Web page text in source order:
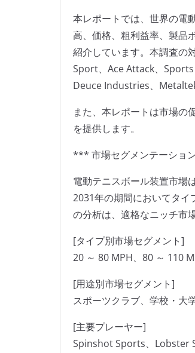
本レポートでは、世界の電
高、価格、粗利益率、製品
紹介しています。本調査
Sport、Ace Attack、
Deuce Industries、
また、本レポートは市場の
を提供します。
*** 市場セグメンテーショ
電動テニスボール装置市場
2031年の期間においてタイ
の分析は、適格なニッチ市
[タイプ別市場セグメント]
20 ～ 80 MPH、80 ～ 110
[用途別市場セグメント]
スポーツクラブ、学校・大
[主要プレーヤー]
Spinshot Sports、Lobster